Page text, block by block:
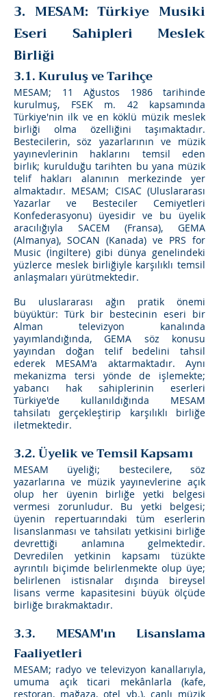
3. MESAM: Türkiye Musiki
Eseri Sahipleri Meslek
Birliği
3.1. Kuruluş ve Tarihçe
MESAM; 11 Ağustos 1986 tarihinde
kurulmuş, FSEK m. 42 kapsamında
Türkiye'nin ilk ve en köklü müzik meslek
birliği olma özelliğini taşımaktadır.
Bestecilerin, söz yazarlarının ve müzik
yayınevlerinin haklarını temsil eden
birlik; kurulduğu tarihten bu yana müzik
telif hakları alanının merkezinde yer
almaktadır. MESAM; CISAC (Uluslararası
Yazarlar ve Besteciler Cemiyetleri
Konfederasyonu) üyesidir ve bu üyelik
aracılığıyla SACEM (Fransa), GEMA
(Almanya), SOCAN (Kanada) ve PRS for
Music (İngiltere) gibi dünya genelindeki
yüzlerce meslek birliğiyle karşılıklı temsil
anlaşmaları yürütmektedir.
Bu uluslararası ağın pratik önemi
büyüktür: Türk bir bestecinin eseri bir
Alman televizyon kanalında
yayımlandığında, GEMA söz konusu
yayından doğan telif bedelini tahsil
ederek MESAM'a aktarmaktadır. Aynı
mekanizma tersi yönde de işlemekte;
yabancı hak sahiplerinin eserleri
Türkiye'de kullanıldığında MESAM
tahsilatı gerçekleştirip karşılıklı birliğe
iletmektedir.
3.2. Üyelik ve Temsil Kapsamı
MESAM üyeliği; bestecilere, söz
yazarlarına ve müzik yayınevlerine açık
olup her üyenin birliğe yetki belgesi
vermesi zorunludur. Bu yetki belgesi;
üyenin repertuarındaki tüm eserlerin
lisanslanması ve tahsilatı yetkisini birliğe
devrettiği anlamına gelmektedir.
Devredilen yetkinin kapsamı tüzükte
ayrıntılı biçimde belirlenmekte olup üye;
belirlenen istisnalar dışında bireysel
lisans verme kapasitesini büyük ölçüde
birliğe bırakmaktadır.
3.3. MESAM'ın Lisanslama
Faaliyetleri
MESAM; radyo ve televizyon kanallarıyla,
umuma açık ticari mekânlarla (kafe,
restoran, mağaza, otel vb.), canlı müzik